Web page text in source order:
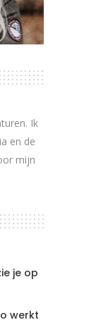
Ik
en de
mijn
je op
werkt